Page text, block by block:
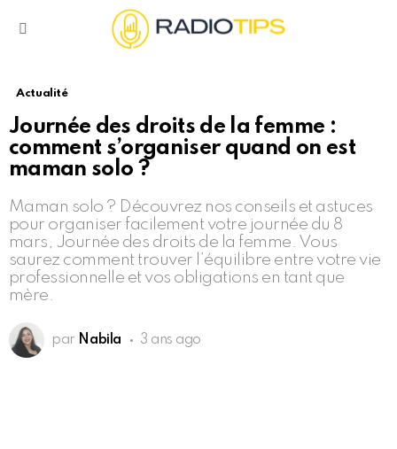
Actualité
Journée des droits de la femme :
comment s’organiser quand on est
maman solo ?
Maman solo ? Découvrez nos conseils et astuces
pour organiser facilement votre journée du 8
mars, Journée des droits de la femme. Vous
saurez comment trouver l’équilibre entre votre vie
professionnelle et vos obligations en tant que
mère.
par Nabila 3 ans ago